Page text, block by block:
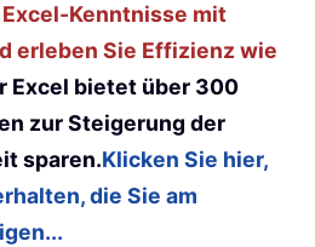
Kenntnisse mit
erleben Sie Effizienz wie
Excel bietet über 300
zur Steigerung der
sparen.Klicken Sie hier,
die Sie am